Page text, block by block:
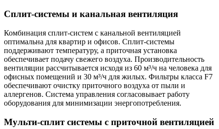
Сплит-системы и канальная вентиляция
Комбинация сплит-систем с канальной вентиляцией
оптимальна для квартир и офисов. Сплит-системы
поддерживают температуру, а приточная установка
обеспечивает подачу свежего воздуха. Производительность
вентиляции рассчитывается исходя из 60 м³/ч на человека для
офисных помещений и 30 м³/ч для жилых. Фильтры класса F7
обеспечивают очистку приточного воздуха от пыли и
аллергенов. Система управления согласовывает работу
оборудования для минимизации энергопотребления.
Мульти-сплит системы с приточной вентиляцией